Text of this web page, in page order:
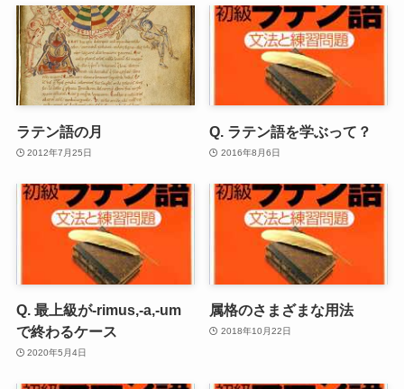
ラテン語の月
2012年7月25日
Q. ラテン語を学ぶって？
2016年8月6日
Q. 最上級が-rimus,-a,-um
で終わるケース
2020年5月4日
属格のさまざまな用法
2018年10月22日